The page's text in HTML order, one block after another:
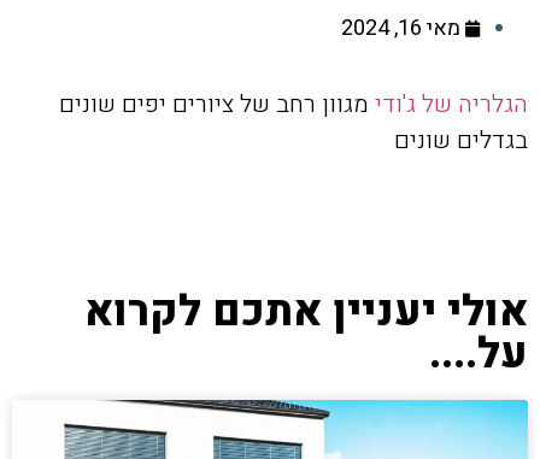
מאי 16, 2024
הגלריה של ג'ודי מגוון רחב של ציורים יפים שונים
בגדלים שונים
אולי יעניין אתכם לקרוא
על....